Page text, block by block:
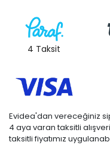
4 Taksit
Evidea'dan vereceğiniz
4 aya varan taksitli
taksitli fiyatımız